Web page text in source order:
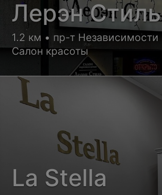
Лерэн Стиль
1.2 км • пр-т Независимости
Салон красоты
La Stella